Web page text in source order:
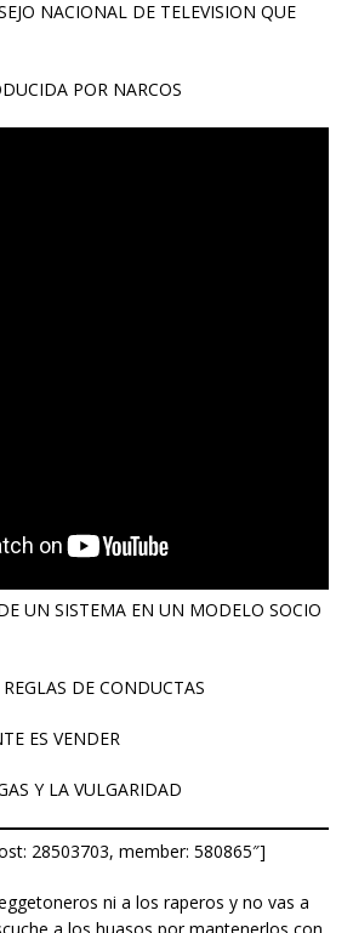
NACIONAL DE TELEVISION QUE
POR NARCOS
UN SISTEMA EN UN MODELO SOCIO
DE CONDUCTAS
ES VENDER
Y LA VULGARIDAD
28503703, member: 580865″]
ni a los raperos y no vas a